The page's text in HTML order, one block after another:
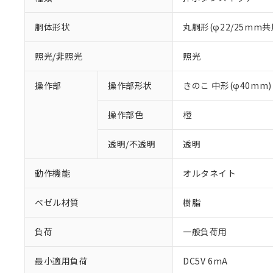
胴体形状 丸胴形(φ22/25mm共
照光/非照光 照光
操作部 操作部形状 きのこ 中形(φ40mm)
操作部色 橙
透明/不透明 透明
動作機能 オルタネイト
ベゼル材質 樹脂
負荷 一般負荷用
最小適用負荷 DC5V 6mA